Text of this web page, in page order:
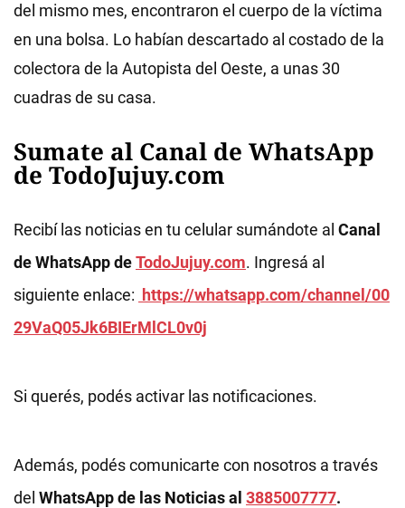
del mismo mes, encontraron el cuerpo de la víctima
en una bolsa. Lo habían descartado al costado de la
colectora de la Autopista del Oeste, a unas 30
cuadras de su casa.
Sumate al Canal de WhatsApp
de TodoJujuy.com
Recibí las noticias en tu celular sumándote al Canal
de WhatsApp deTodoJujuy.com. Ingresá al
siguiente enlace: https://whatsapp.com/channel/00
29VaQ05Jk6BIErMlCL0v0j
Si querés, podés activar las notificaciones.
Además, podés comunicarte con nosotros a través
del WhatsApp de las Noticias al 3885007777.